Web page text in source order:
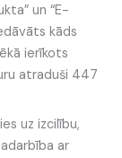
un “E-
kāds
ierīkots
atraduši 447
uz izcilību,
ar